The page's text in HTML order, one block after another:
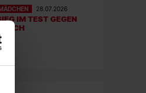
28.07.2026
IM TEST GEGEN